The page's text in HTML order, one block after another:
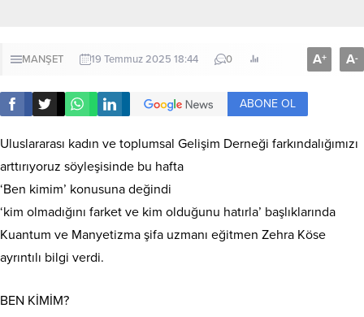
MANŞET 19 Temmuz 2025 18:44 0 A+ A-
ABONE OL
Uluslararası kadın ve toplumsal Gelişim Derneği farkındalığımızı
arttırıyoruz söyleşisinde bu hafta
‘Ben kimim’ konusuna değindi
‘kim olmadığını farket ve kim olduğunu hatırla’ başlıklarında
Kuantum ve Manyetizma şifa uzmanı eğitmen Zehra Köse
ayrıntılı bilgi verdi.
BEN KİMİM?